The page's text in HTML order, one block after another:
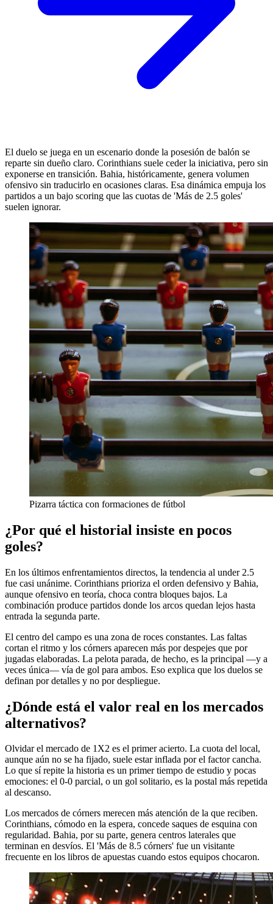
El duelo se juega en un escenario donde la posesión de balón se
reparte sin dueño claro. Corinthians suele ceder la iniciativa, pero sin
exponerse en transición. Bahia, históricamente, genera volumen
ofensivo sin traducirlo en ocasiones claras. Esa dinámica empuja los
partidos a un bajo scoring que las cuotas de 'Más de 2.5 goles'
suelen ignorar.
Pizarra táctica con formaciones de fútbol
¿Por qué el historial insiste en pocos
goles?
En los últimos enfrentamientos directos, la tendencia al under 2.5
fue casi unánime. Corinthians prioriza el orden defensivo y Bahia,
aunque ofensivo en teoría, choca contra bloques bajos. La
combinación produce partidos donde los arcos quedan lejos hasta
entrada la segunda parte.
El centro del campo es una zona de roces constantes. Las faltas
cortan el ritmo y los córners aparecen más por despejes que por
jugadas elaboradas. La pelota parada, de hecho, es la principal —y a
veces única— vía de gol para ambos. Eso explica que los duelos se
definan por detalles y no por despliegue.
¿Dónde está el valor real en los mercados
alternativos?
Olvidar el mercado de 1X2 es el primer acierto. La cuota del local,
aunque aún no se ha fijado, suele estar inflada por el factor cancha.
Lo que sí repite la historia es un primer tiempo de estudio y pocas
emociones: el 0-0 parcial, o un gol solitario, es la postal más repetida
al descanso.
Los mercados de córners merecen más atención de la que reciben.
Corinthians, cómodo en la espera, concede saques de esquina con
regularidad. Bahia, por su parte, genera centros laterales que
terminan en desvíos. El 'Más de 8.5 córners' fue un visitante
frecuente en los libros de apuestas cuando estos equipos chocaron.